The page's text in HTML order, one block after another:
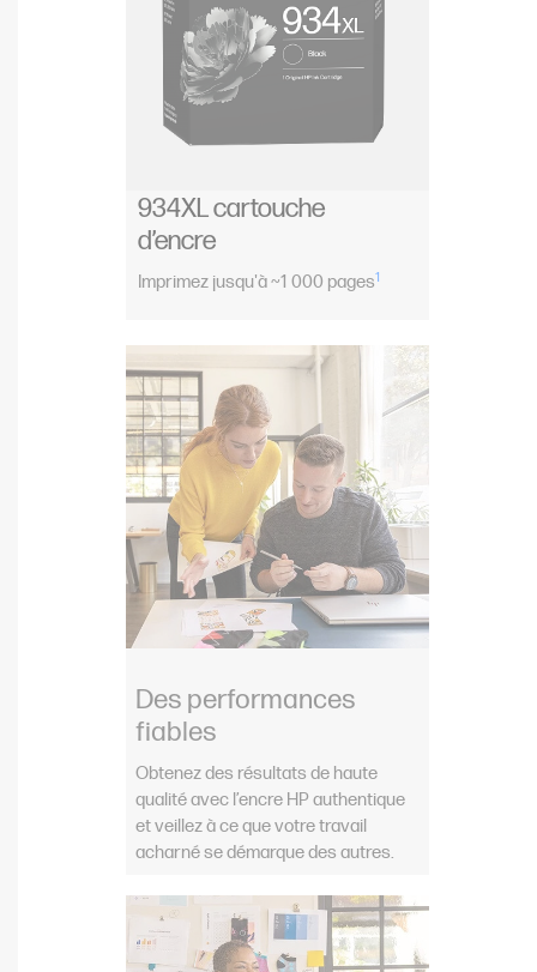
934XL cartouche
d’encre
Imprimez jusqu'à ~1 000 pages1
Des performances
fiables
Obtenez des résultats de haute
qualité avec l’encre HP authentique
et veillez à ce que votre travail
acharné se démarque des autres.